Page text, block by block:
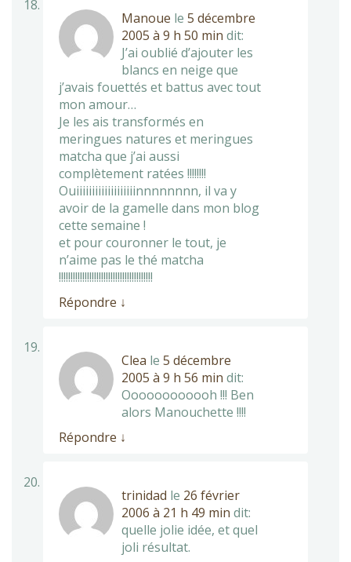
Manoue le 5 décembre
2005 à 9 h 50 min dit:
J’ai oublié d’ajouter les
blancs en neige que
j’avais fouettés et battus avec tout
mon amour…
Je les ais transformés en
meringues natures et meringues
matcha que j’ai aussi
complètement ratées !!!!!!!!
Ouiiiiiiiiiiiiiiiiiiinnnnnnnn, il va y
avoir de la gamelle dans mon blog
cette semaine !
et pour couronner le tout, je
n’aime pas le thé matcha
!!!!!!!!!!!!!!!!!!!!!!!!!!!!!!!!!!!!!!!!
Répondre ↓
Clea le 5 décembre
2005 à 9 h 56 min dit:
Oooooooooooh !!! Ben
alors Manouchette !!!!
Répondre ↓
trinidad le 26 février
2006 à 21 h 49 min dit:
quelle jolie idée, et quel
joli résultat.